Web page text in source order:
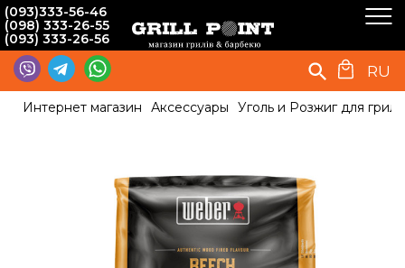
(093)333-56-46
(098) 333-26-55
(093) 333-26-56
RU
Интернет магазин Аксессуары Уголь и Розжиг для гриля